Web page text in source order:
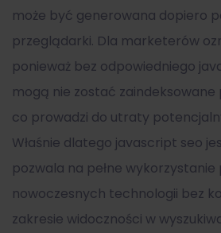
może być generowana dopiero
przeglądarki. Dla marketerów
ponieważ bez odpowiedniego
mogą nie zostać zaindeksowane
co prowadzi do utraty
Właśnie dlatego javascript seo
pozwala na pełne wykorzystanie
nowoczesnych technologii bez
zakresie widoczności w